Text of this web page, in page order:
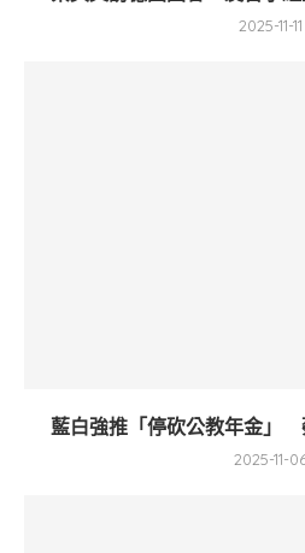
2025-11-11
藍白強推「停砍公教年金」
2025-11-